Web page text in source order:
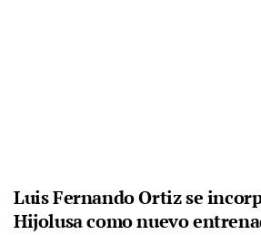
Luis Fernando Ortiz se
Hijolusa como nuevo